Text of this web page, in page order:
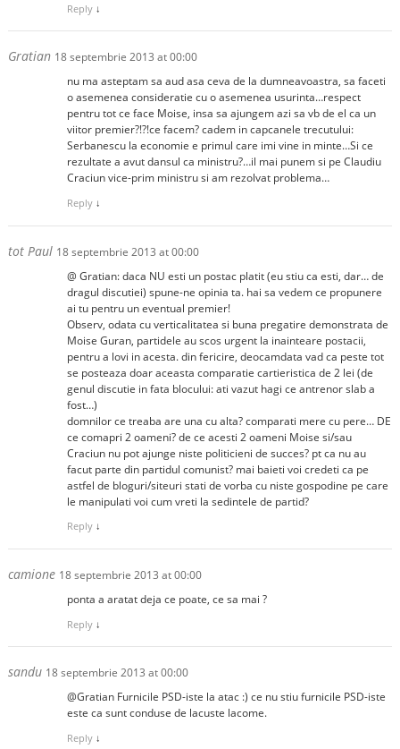
Reply ↓
Gratian 18 septembrie 2013 at 00:00
nu ma asteptam sa aud asa ceva de la dumneavoastra, sa faceti
o asemenea consideratie cu o asemenea usurinta…respect
pentru tot ce face Moise, insa sa ajungem azi sa vb de el ca un
viitor premier?!?!ce facem? cadem in capcanele trecutului:
Serbanescu la economie e primul care imi vine in minte…Si ce
rezultate a avut dansul ca ministru?…il mai punem si pe Claudiu
Craciun vice-prim ministru si am rezolvat problema…
Reply ↓
tot Paul 18 septembrie 2013 at 00:00
@ Gratian: daca NU esti un postac platit (eu stiu ca esti, dar… de
dragul discutiei) spune-ne opinia ta. hai sa vedem ce propunere
ai tu pentru un eventual premier!
Observ, odata cu verticalitatea si buna pregatire demonstrata de
Moise Guran, partidele au scos urgent la inainteare postacii,
pentru a lovi in acesta. din fericire, deocamdata vad ca peste tot
se posteaza doar aceasta comparatie cartieristica de 2 lei (de
genul discutie in fata blocului: ati vazut hagi ce antrenor slab a
fost…)
domnilor ce treaba are una cu alta? comparati mere cu pere… DE
ce comapri 2 oameni? de ce acesti 2 oameni Moise si/sau
Craciun nu pot ajunge niste politicieni de succes? pt ca nu au
facut parte din partidul comunist? mai baieti voi credeti ca pe
astfel de bloguri/siteuri stati de vorba cu niste gospodine pe care
le manipulati voi cum vreti la sedintele de partid?
Reply ↓
camione 18 septembrie 2013 at 00:00
ponta a aratat deja ce poate, ce sa mai ?
Reply ↓
sandu 18 septembrie 2013 at 00:00
@Gratian Furnicile PSD-iste la atac :) ce nu stiu furnicile PSD-iste
este ca sunt conduse de lacuste lacome.
Reply ↓